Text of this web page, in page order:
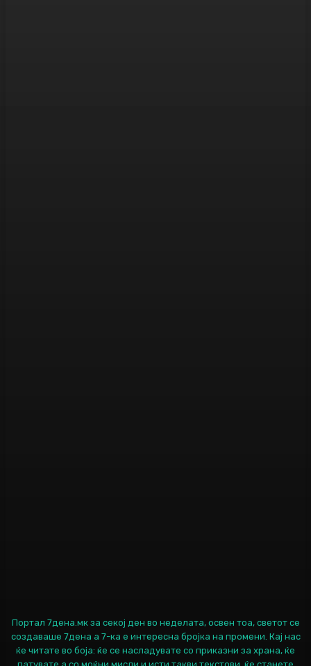
Портал 7дена.мк за секој ден во неделата, освен тоа, светот се
создаваше 7дена а 7-ка е интересна бројка на промени. Кај нас
ќе читате во боја: ќе се насладувате со приказни за храна, ќе